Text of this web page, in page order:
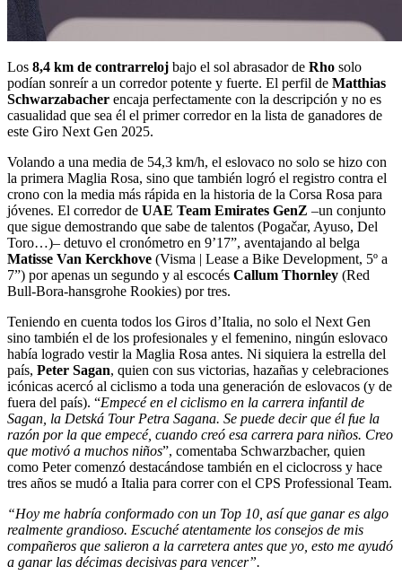
Los 8,4 km de contrarreloj bajo el sol abrasador de Rho solo
podían sonreír a un corredor potente y fuerte. El perfil de Matthias
Schwarzabacher encaja perfectamente con la descripción y no es
casualidad que sea él el primer corredor en la lista de ganadores de
este Giro Next Gen 2025.
Volando a una media de 54,3 km/h, el eslovaco no solo se hizo con
la primera Maglia Rosa, sino que también logró el registro contra el
crono con la media más rápida en la historia de la Corsa Rosa para
jóvenes. El corredor de UAE Team Emirates GenZ –un conjunto
que sigue demostrando que sabe de talentos (Pogačar, Ayuso, Del
Toro…)– detuvo el cronómetro en 9’17”, aventajando al belga
Matisse Van Kerckhove (Visma | Lease a Bike Development, 5º a
7”) por apenas un segundo y al escocés Callum Thornley (Red
Bull-Bora-hansgrohe Rookies) por tres.
Teniendo en cuenta todos los Giros d’Italia, no solo el Next Gen
sino también el de los profesionales y el femenino, ningún eslovaco
había logrado vestir la Maglia Rosa antes. Ni siquiera la estrella del
país, Peter Sagan, quien con sus victorias, hazañas y celebraciones
icónicas acercó al ciclismo a toda una generación de eslovacos (y de
fuera del país). “Empecé en el ciclismo en la carrera infantil de
Sagan, la Detská Tour Petra Sagana. Se puede decir que él fue la
razón por la que empecé, cuando creó esa carrera para niños. Creo
que motivó a muchos niños”, comentaba Schwarzbacher, quien
como Peter comenzó destacándose también en el ciclocross y hace
tres años se mudó a Italia para correr con el CPS Professional Team.
“Hoy me habría conformado con un Top 10, así que ganar es algo
realmente grandioso. Escuché atentamente los consejos de mis
compañeros que salieron a la carretera antes que yo, esto me ayudó
a ganar las décimas decisivas para vencer”.